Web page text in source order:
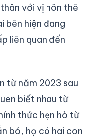
với vị hôn thê
bên hiện đang
liên quan đến
từ năm 2023 sau
biết nhau từ
thức hẹn hò từ
bó, họ có hai con